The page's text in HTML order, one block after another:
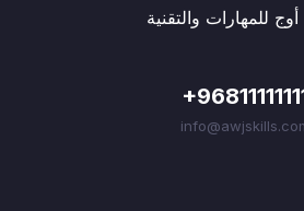
للمهارات والتقنية